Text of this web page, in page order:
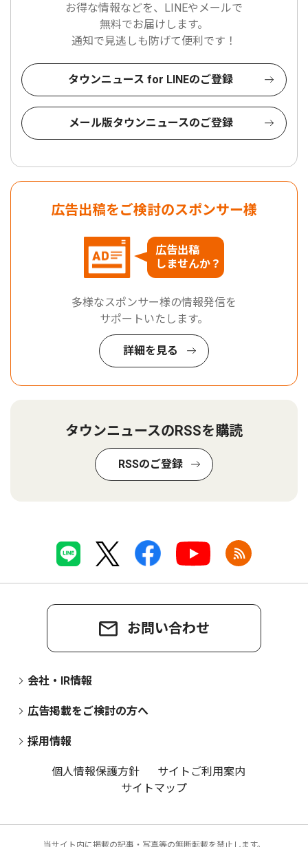
お得な情報などを、LINEやメールで
無料でお届けします。
通知で見逃しも防げて便利です！
タウンニュース for LINEのご登録
メール版タウンニュースのご登録
広告出稿をご検討のスポンサー様
広告出稿
しませんか？
多様なスポンサー様の情報発信を
サポートいたします。
詳細を見る
タウンニュースのRSSを購読
RSSのご登録
お問い合わせ
会社・IR情報
広告掲載をご検討の方へ
採用情報
個人情報保護方針
サイトご利用案内
サイトマップ
当サイト内に掲載の記事・写真等の無断転載を禁止します。